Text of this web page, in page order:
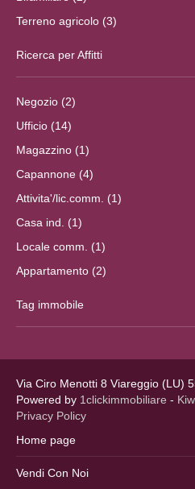
Terreno agricolo (3)
Ricerca per Affitti
Negozio (2)
Ufficio (14)
Magazzino (1)
Capannone (4)
Attivita'/lic.comm. (1)
Casa ind. (1)
Locale comm. (1)
Appartamento (2)
Tag immobile
Via Ciro Menotti 8 Viareggio (LU)
Powered by 1clickimmobiliare -
Privacy Policy
Home page
Vendi Con Noi